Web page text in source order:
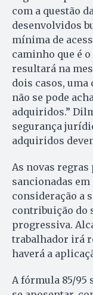
com a questão
desenvolvidos
mínima de
caminho que é
resultará na
dois casos, uma
não se pode
adquiridos.”
segurança
adquiridos
As novas
sancionadas
consideração a
contribuição do
progressiva.
trabalhador irá
haverá a
A fórmula 85/95